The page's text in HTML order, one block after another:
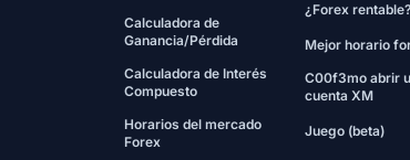
Calculadora de
Ganancia/Pérdida
Calculadora de Interés
Compuesto
Horarios del mercado
Forex
¿Forex rentable?
Mejor horario
C00f3mo abrir
cuenta XM
Juego (beta)